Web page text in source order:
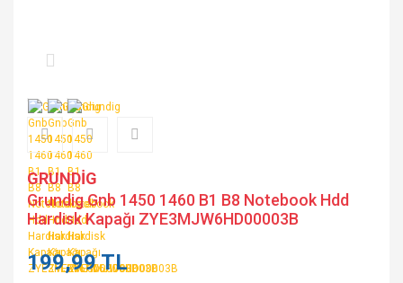
GRUNDİG
Grundig Gnb 1450 1460 B1 B8 Notebook Hdd
Hardisk Kapağı ZYE3MJW6HD00003B
199,99 TL